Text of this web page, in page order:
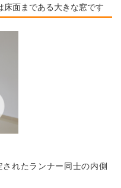
床面まである大きな窓です
れたランナー同士の内側